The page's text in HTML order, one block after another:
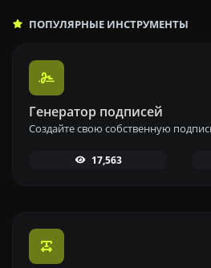
ПОПУЛЯРНЫЕ ИНСТРУМЕНТЫ
Генератор подписей
17,563